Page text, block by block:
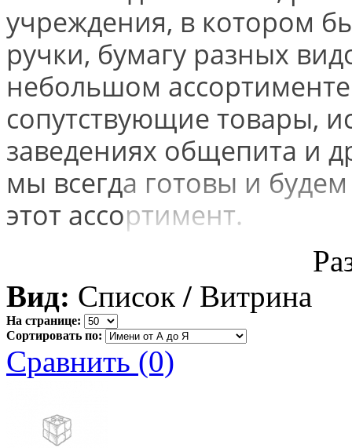
учреждения, в котором
ручки, бумагу разных
небольшом
сопутствующие товары,
заведениях общепита и
мы всегда готовы и
этот ассортимент.
Вид: Список / Витрина
На странице:
Сортировать по:
Сравнить (0)